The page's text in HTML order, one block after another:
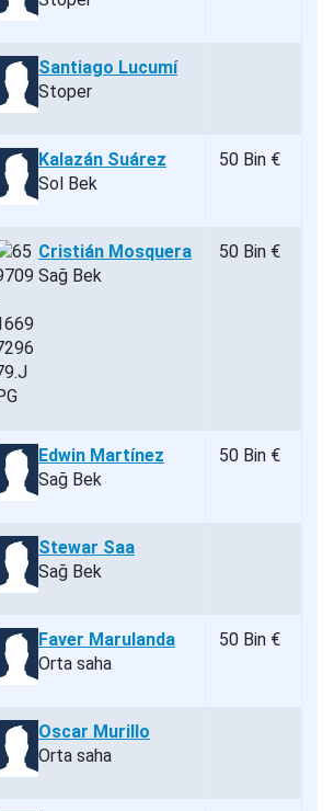
Santiago Lucumí
Stoper
Kalazán Suárez
Sol Bek
50 Bin €
Cristián Mosquera
Sağ Bek
50 Bin €
Edwin Martínez
Sağ Bek
50 Bin €
Stewar Saa
Sağ Bek
Faver Marulanda
Orta saha
50 Bin €
Oscar Murillo
Orta saha